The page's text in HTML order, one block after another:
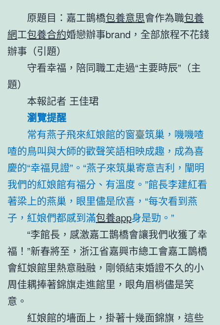
原題目：嘉工鵲橋包養意思會作為職包養
網工包養合約婚戀辦事brand，全部旅程不花錢
辦事（引題）
守看幸福，陪同職工走過“主要時辰”（主
題）
本報記者 王佳珺
瀏覽提醒
常有燕子飛來紅娘館的窗臺筑巢，嘰嘰喳
喳的鳥叫與大師的歡聲笑語相映成趣，成為喜
慶的“幸福見證”。“燕子來筑巢寄意吉利，闡明
我們的紅娘館有福分、有溫度。”館長李建紅看
著梁上的燕巢，眼里儘是欣喜，“每次看到燕
子，紅娘們都感到滿包養app身是勁。”
“李館長，感激嘉工鵲橋會讓我們收獲了幸
福！”新春將至，浙江省嘉興市總工會嘉工鵲橋
會紅娘館里熱意融融，剛領結束婚證不久的小
周佳耦捧著錦旗走進館里，眼角眉梢儘是笑
意。
紅娘館的墻面上，掛著十幾面錦旗，這些